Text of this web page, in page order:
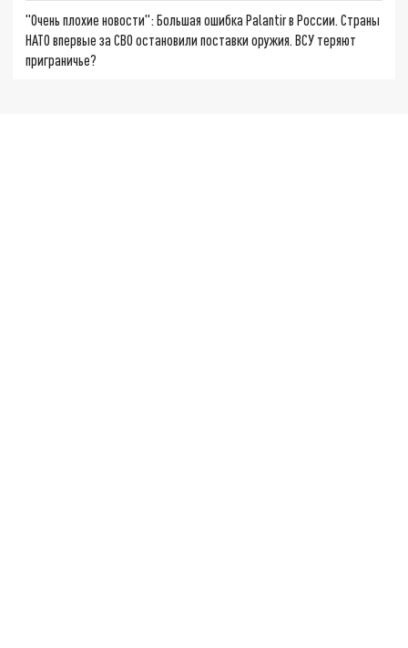
"Очень плохие новости": Большая ошибка Palantir в России. Страны
НАТО впервые за СВО остановили поставки оружия. ВСУ теряют
приграничье?